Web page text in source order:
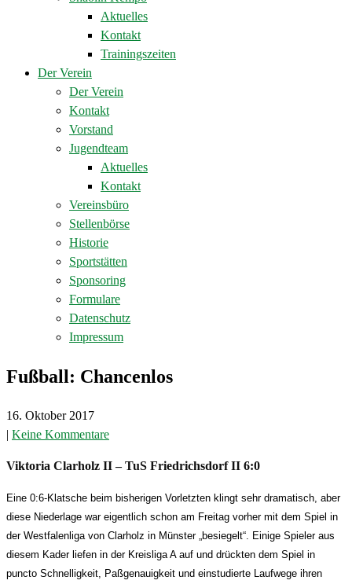
Aktuelles
Kontakt
Trainingszeiten
Der Verein
Der Verein
Kontakt
Vorstand
Jugendteam
Aktuelles
Kontakt
Vereinsbüro
Stellenbörse
Historie
Sportstätten
Sponsoring
Formulare
Datenschutz
Impressum
Fußball: Chancenlos
16. Oktober 2017
| Keine Kommentare
Viktoria Clarholz II – TuS Friedrichsdorf II 6:0
Eine 0:6-Klatsche beim bisherigen Vorletzten klingt sehr dramatisch, aber
diese Niederlage war eigentlich schon am Freitag vorher mit dem Spiel in
der Westfalenliga von Clarholz in Münster „besiegelt“. Einige Spieler aus
diesem Kader liefen in der Kreisliga A auf und drückten dem Spiel in
puncto Schnelligkeit, Paßgenauigkeit und einstudierte Laufwege ihren